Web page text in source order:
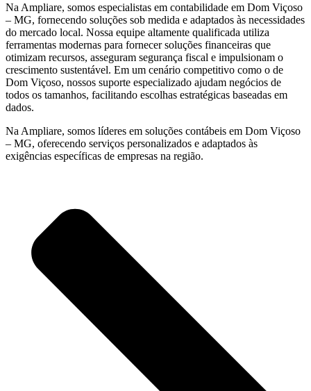
Na Ampliare, somos especialistas em contabilidade em Dom Viçoso
– MG, fornecendo soluções sob medida e adaptados às necessidades
do mercado local. Nossa equipe altamente qualificada utiliza
ferramentas modernas para fornecer soluções financeiras que
otimizam recursos, asseguram segurança fiscal e impulsionam o
crescimento sustentável. Em um cenário competitivo como o de
Dom Viçoso, nossos suporte especializado ajudam negócios de
todos os tamanhos, facilitando escolhas estratégicas baseadas em
dados.
Na Ampliare, somos líderes em soluções contábeis em Dom Viçoso
– MG, oferecendo serviços personalizados e adaptados às
exigências específicas de empresas na região.